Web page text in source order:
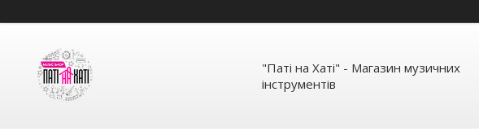
"Паті на Хаті" - Магазин музичних
інструментів